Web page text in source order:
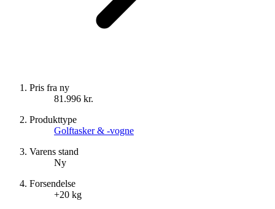
Pris fra ny
81.996 kr.
Produkttype
Golftasker & -vogne
Varens stand
Ny
Forsendelse
+20 kg